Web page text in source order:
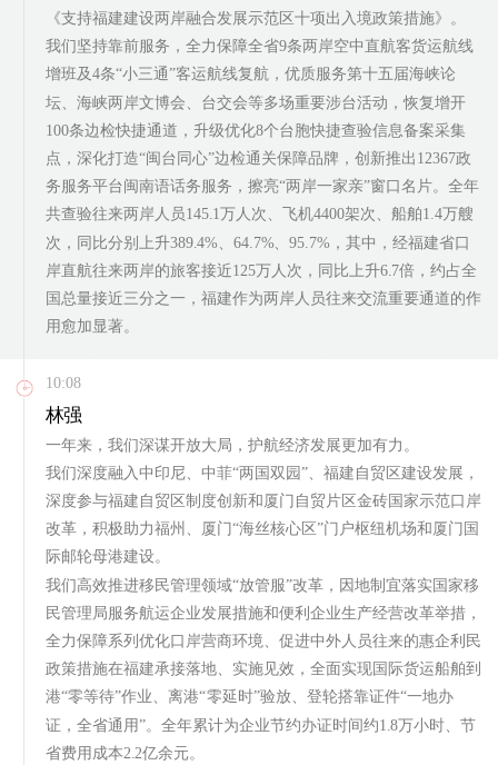
《支持福建建设两岸融合发展示范区十项出入境政策措施》。
我们坚持靠前服务，全力保障全省9条两岸空中直航客货运航线
增班及4条“小三通”客运航线复航，优质服务第十五届海峡论
坛、海峡两岸文博会、台交会等多场重要涉台活动，恢复增开
100条边检快捷通道，升级优化8个台胞快捷查验信息备案采集
点，深化打造“闽台同心”边检通关保障品牌，创新推出12367政
务服务平台闽南语话务服务，擦亮“两岸一家亲”窗口名片。全年
共查验往来两岸人员145.1万人次、飞机4400架次、船舶1.4万艘
次，同比分别上升389.4%、64.7%、95.7%，其中，经福建省口
岸直航往来两岸的旅客接近125万人次，同比上升6.7倍，约占全
国总量接近三分之一，福建作为两岸人员往来交流重要通道的作
用愈加显著。
10:08
林强
一年来，我们深谋开放大局，护航经济发展更加有力。
我们深度融入中印尼、中菲“两国双园”、福建自贸区建设发展，
深度参与福建自贸区制度创新和厦门自贸片区金砖国家示范口岸
改革，积极助力福州、厦门“海丝核心区”门户枢纽机场和厦门国
际邮轮母港建设。
我们高效推进移民管理领域“放管服”改革，因地制宜落实国家移
民管理局服务航运企业发展措施和便利企业生产经营改革举措，
全力保障系列优化口岸营商环境、促进中外人员往来的惠企利民
政策措施在福建承接落地、实施见效，全面实现国际货运船舶到
港“零等待”作业、离港“零延时”验放、登轮搭靠证件“一地办
证，全省通用”。全年累计为企业节约办证时间约1.8万小时、节
省费用成本2.2亿余元。